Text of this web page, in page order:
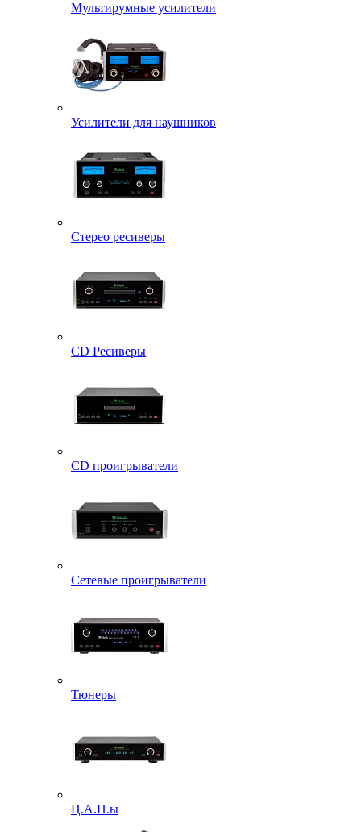
Мультирумные усилители
Усилители для наушников
Стерео ресиверы
CD Ресиверы
CD проигрыватели
Сетевые проигрыватели
Тюнеры
Ц.А.П.ы